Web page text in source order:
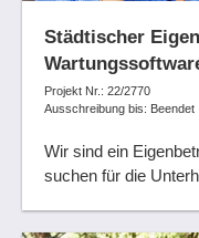
Städtischer
Projekt Nr.: 22/2770
Ausschreibung bis: Beendet
Wir sind ein
suchen für die